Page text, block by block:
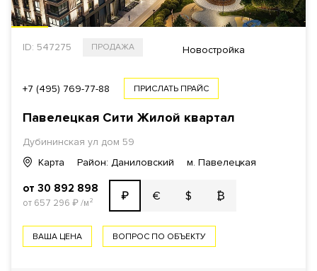
ID: 547275 ПРОДАЖА Новостройка
+7 (495) 769-77-88 ПРИСЛАТЬ ПРАЙС
Павелецкая Сити Жилой квартал
Дубининская ул дом 59
Карта
Район: Даниловский м. Павелецкая
от 30 892 898
от 657 296 ₽/м² ₽ € $ ₿
ВАША ЦЕНА ВОПРОС ПО ОБЪЕКТУ